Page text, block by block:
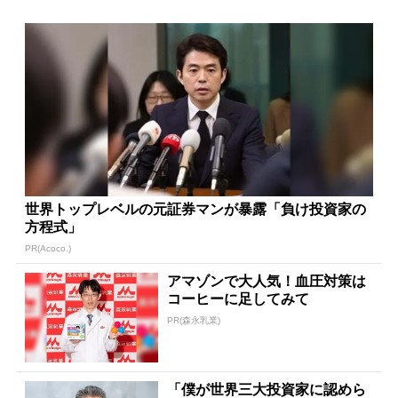
世界トップレベルの元証券マンが暴露「負け投資家の
方程式」
PR(Acoco.)
アマゾンで大人気！血圧対策は
コーヒーに足してみて
PR(森永乳業)
「僕が世界三大投資家に認めら